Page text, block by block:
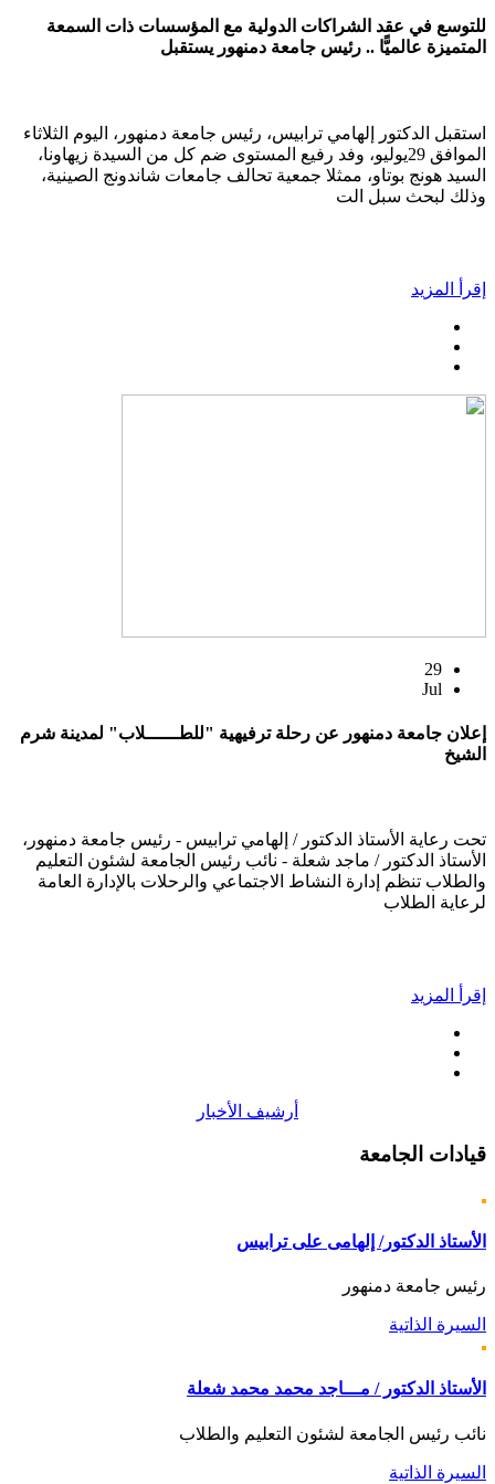
للتوسع في عقد الشراكات الدولية مع المؤسسات ذات السمعة
المتميزة عالميًّا .. رئيس جامعة دمنهور يستقبل
استقبل الدكتور إلهامي ترابيس، رئيس جامعة دمنهور، اليوم الثلاثاء
الموافق 29يوليو، وفد رفيع المستوى ضم كل من السيدة زيهاونا،
السيد هونج بوتاو، ممثلا جمعية تحالف جامعات شاندونج الصينية،
وذلك لبحث سبل الت
إقرأ المزيد
29
Jul
إعلان جامعة دمنهور عن رحلة ترفيهية "للطــــــلاب" لمدينة شرم
الشيخ
تحت رعاية الأستاذ الدكتور / إلهامي ترابيس - رئيس جامعة دمنهور،
الأستاذ الدكتور / ماجد شعلة - نائب رئيس الجامعة لشئون التعليم
والطلاب تنظم إدارة النشاط الاجتماعي والرحلات بالإدارة العامة
لرعاية الطلاب
إقرأ المزيد
أرشيف الأخبار
قيادات الجامعة
الأستاذ الدكتور/ إلهامى على ترابيس
رئيس جامعة دمنهور
السيرة الذاتية
الأستاذ الدكتور / مـــاجد محمد محمد شعلة
نائب رئيس الجامعة لشئون التعليم والطلاب
السيرة الذاتية